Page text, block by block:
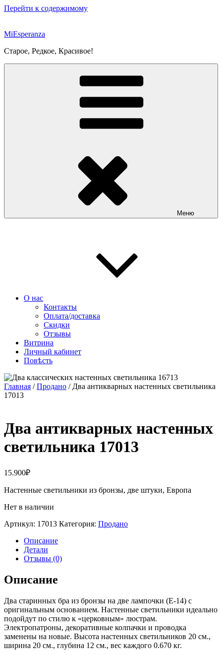
Перейти к содержимому
MiEsperanza
Старое, Редкое, Красивое!
Меню
О нас
Контакты
Оплата/доставка
Скидки
Отзывы
Витрина
Личный кабинет
Повѣсть
Главная /Продано / Два антикварных настенных светильника
17013
Два антикварных настенных
светильника 17013
15.900₽
Настенные светильники из бронзы, две штуки, Европа
Нет в наличии
Артикул: 17013 Категория: Продано
Описание
Детали
Отзывы (0)
Описание
Два старинных бра из бронзы на две лампочки (Е-14) с
оригинальным основанием. Настенные светильники идеально
подойдут по стилю к «церковным» люстрам.
Электропатроны, декоративные колпачки и проводка
заменены на новые. Высота настенных светильников 20 см.,
ширина 20 см., глубина 12 см., вес каждого 0.670 кг.